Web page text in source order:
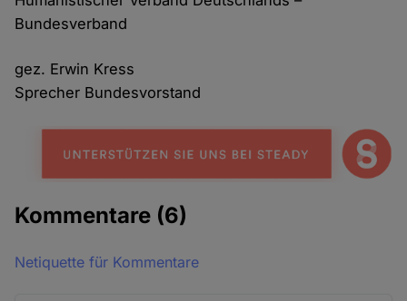
Bundesverband
gez. Erwin Kress
Sprecher Bundesvorstand
Kommentare (6)
Netiquette für Kommentare